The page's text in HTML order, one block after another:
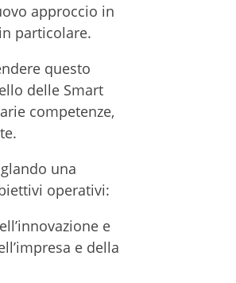
approccio in
particolare.
questo
delle Smart
competenze,
una
operativi:
e
e della